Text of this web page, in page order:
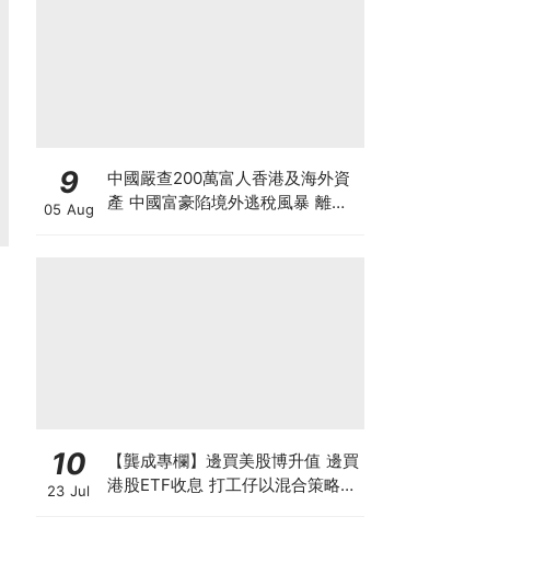
9
05 Aug
中國嚴查200萬富人香港及海外資
產 中國富豪陷境外逃稅風暴 離岸
10
23 Jul
【龔成專欄】邊買美股博升值 邊買
港股ETF收息 打工仔以混合策略投